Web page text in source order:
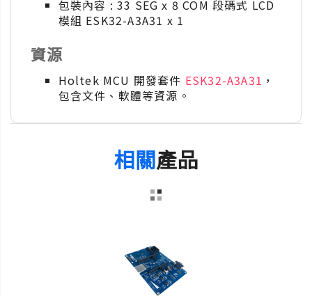
包裝內容 : 33 SEG x 8 COM 段碼式 LCD
模組 ESK32-A3A31 x 1
資源
Holtek MCU 開發套件 ESK32-A3A31 ，
包含文件、軟體等資源。
相關產品